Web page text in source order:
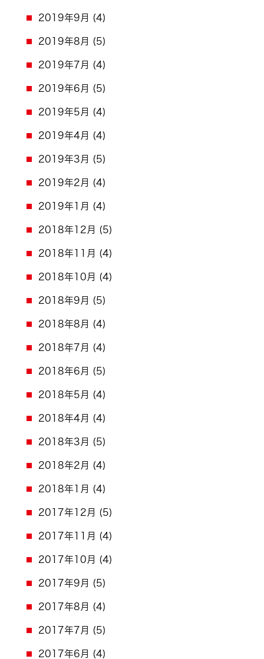
2019年9月 (4)
2019年8月 (5)
2019年7月 (4)
2019年6月 (5)
2019年5月 (4)
2019年4月 (4)
2019年3月 (5)
2019年2月 (4)
2019年1月 (4)
2018年12月 (5)
2018年11月 (4)
2018年10月 (4)
2018年9月 (5)
2018年8月 (4)
2018年7月 (4)
2018年6月 (5)
2018年5月 (4)
2018年4月 (4)
2018年3月 (5)
2018年2月 (4)
2018年1月 (4)
2017年12月 (5)
2017年11月 (4)
2017年10月 (4)
2017年9月 (5)
2017年8月 (4)
2017年7月 (5)
2017年6月 (4)